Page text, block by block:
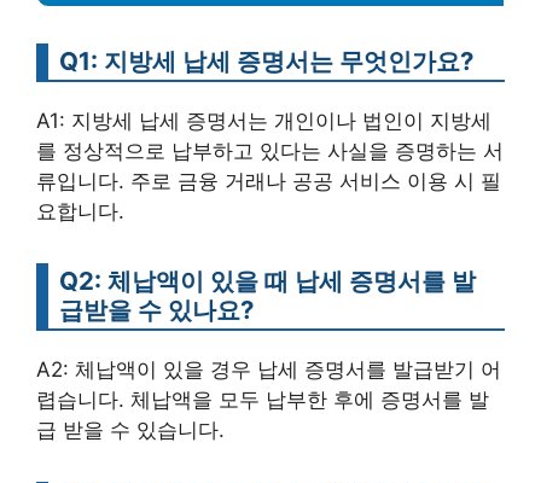
Q1: 지방세 납세 증명서는 무엇인가요?
A1: 지방세 납세 증명서는 개인이나 법인이 지방세
를 정상적으로 납부하고 있다는 사실을 증명하는 서
류입니다. 주로 금융 거래나 공공 서비스 이용 시 필
요합니다.
Q2: 체납액이 있을 때 납세 증명서를 발
급받을 수 있나요?
A2: 체납액이 있을 경우 납세 증명서를 발급받기 어
렵습니다. 체납액을 모두 납부한 후에 증명서를 발
급 받을 수 있습니다.